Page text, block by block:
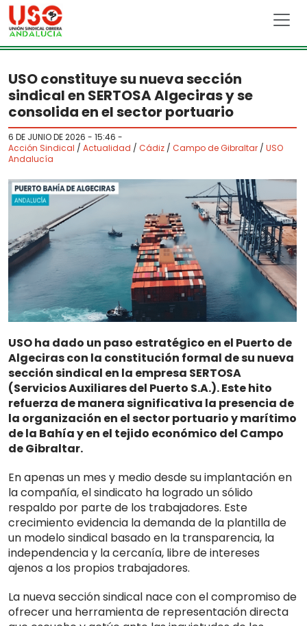
Skip to main content
USO constituye su nueva sección
sindical en SERTOSA Algeciras y se
consolida en el sector portuario
6 DE JUNIO DE 2026 - 15:46 -
Acción Sindical / Actualidad / Cádiz / Campo de Gibraltar / USO
Andalucía
USO ha dado un paso estratégico en el Puerto de
Algeciras con la constitución formal de su nueva
sección sindical en la empresa SERTOSA
(Servicios Auxiliares del Puerto S.A.). Este hito
refuerza de manera significativa la presencia de
la organización en el sector portuario y marítimo
de la Bahía y en el tejido económico del Campo
de Gibraltar.
En apenas un mes y medio desde su implantación en
la compañía, el sindicato ha logrado un sólido
respaldo por parte de los trabajadores. Este
crecimiento evidencia la demanda de la plantilla de
un modelo sindical basado en la transparencia, la
independencia y la cercanía, libre de intereses
ajenos a los propios trabajadores.
La nueva sección sindical nace con el compromiso de
ofrecer una herramienta de representación directa